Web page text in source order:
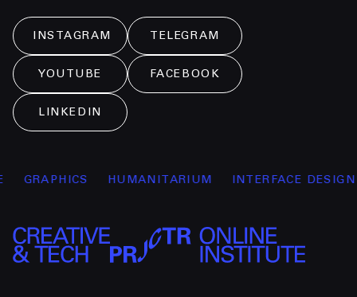
INSTAGRAM TELEGRAM
YOUTUBE FACEBOOK
LINKEDIN
GRAPHICS HUMANITARIUM INTERFACE DESIGN